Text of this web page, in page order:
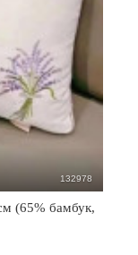
132978
(65% бамбук,